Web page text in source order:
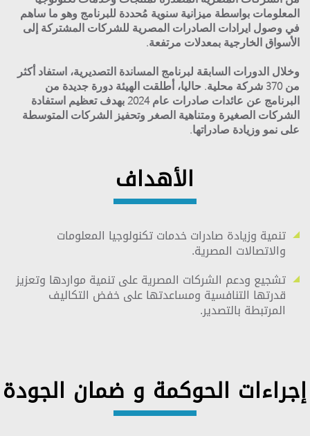
المعلومات بواسطة ميزانية سنوية مُحددة للبرنامج وهو ما ساهم
في وصول ايرادات الصادرات المصرية للشركات المشتركة إلى
الأسواق الخارجية بمعدلات مرتفعة.
وخلال الدورات السابقة لبرنامج المساندة التصديرية، استفاد أكثر
من 370 شركة محلية. حاليا، أطلقت الهيئة دورة جديدة من
البرنامج عن عائدات صادرات عام 2024 بهدف تعظيم استفادة
الشركات الصغيرة ومتناهية الصغر وتحفيز الشركات المتوسطة
على نمو وزيادة صادراتها.
الأهداف
تنمية وزيادة صادرات خدمات تكنولوجيا المعلومات
والاتصالات المصرية.
تشجيع ودعم الشركات المصرية على تنمية مواردها وتعزيز
قدرتها التنافسية ومساعدتها على خفض التكاليف
المرتبطة بالتصدير.
إجراءات الحوكمة و ضمان الجودة